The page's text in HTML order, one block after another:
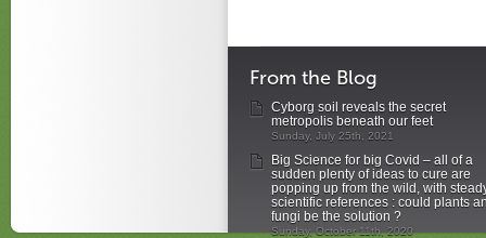
From the Blog
Cyborg soil reveals the secret
metropolis beneath our feet
Sunday, July 25th, 2021
Big Science for big Covid – all of a
sudden plenty of ideas to cure are
popping up from the wild, with
scientific references : could plants
fungi be the solution ?
Sunday, October 11th, 2020